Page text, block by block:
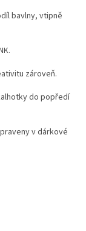
bavlny, vtipně
zároveň.
do popředí
v dárkové